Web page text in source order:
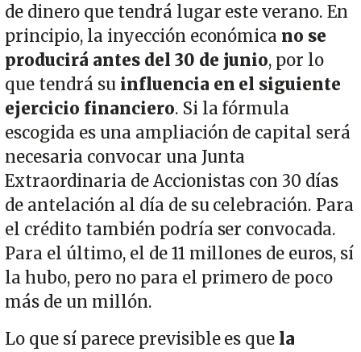
de dinero que tendrá lugar este verano. En
principio, la inyección económica no se
producirá antes del 30 de junio, por lo
que tendrá su influencia en el siguiente
ejercicio financiero. Si la fórmula
escogida es una ampliación de capital será
necesaria convocar una Junta
Extraordinaria de Accionistas con 30 días
de antelación al día de su celebración. Para
el crédito también podría ser convocada.
Para el último, el de 11 millones de euros, sí
la hubo, pero no para el primero de poco
más de un millón.
Lo que sí parece previsible es que la